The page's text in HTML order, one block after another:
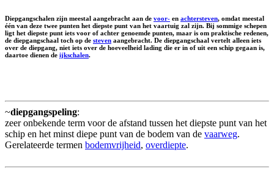
Diepgangschalen zijn meestal aangebracht aan de voor- en achtersteven, omdat meestal
één van deze twee punten het diepste punt van het vaartuig zal zijn. Bij sommige schepen
ligt het diepste punt iets voor of achter genoemde punten, maar is om praktische redenen,
de diepgangschaal toch op de steven aangebracht. De diepgangschaal vertelt alleen iets
over de diepgang, niet iets over de hoeveelheid lading die er in of uit een schip gegaan is,
daartoe dienen de ijkschalen.
~diepgangspeling:
zeer onbekende term voor de afstand tussen het diepste punt van het
schip en het minst diepe punt van de bodem van de vaarweg.
Gerelateerde termen bodemvrijheid, overdiepte.